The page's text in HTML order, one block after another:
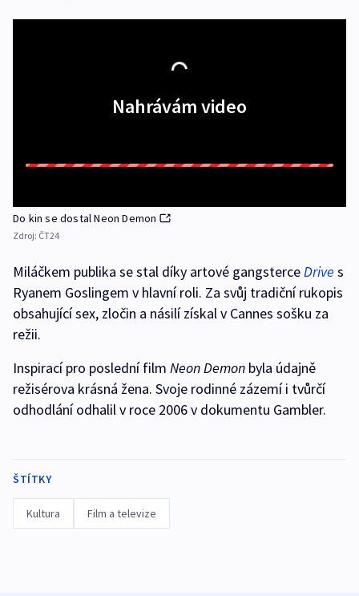
Nahrávám video
Do kin se dostal Neon Demon
Zdroj: ČT24
Miláčkem publika se stal díky artové gangsterceDrive s
Ryanem Goslingem v hlavní roli. Za svůj tradiční rukopis
obsahující sex, zločin a násilí získal v Cannes sošku za
režii.
Inspirací pro poslední film Neon Demon byla údajně
režisérova krásná žena. Svoje rodinné zázemí i tvůrčí
odhodlání odhalil v roce 2006 v dokumentu Gambler.
ŠTÍTKY
Kultura Film a televize